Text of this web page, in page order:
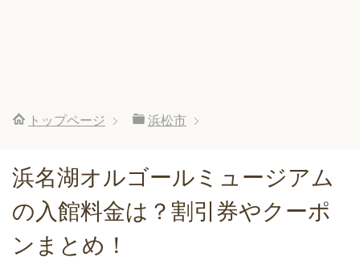
トップページ 浜松市
浜名湖オルゴールミュージアム
の入館料金は？割引券やクーポ
ンまとめ！